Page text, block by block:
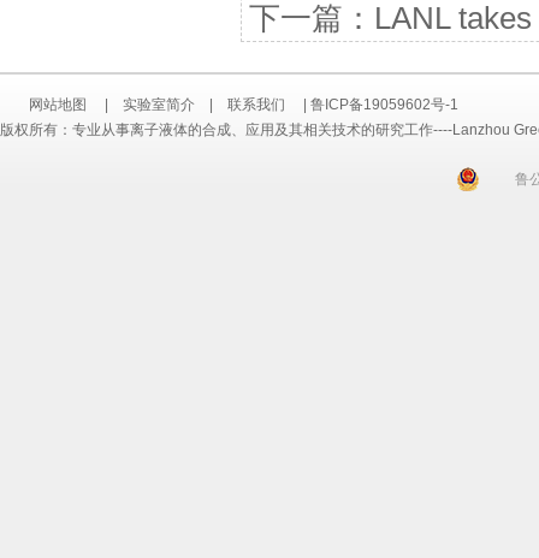
下一篇： LANL
网站地图 实验室简介 联系我们
鲁ICP备19059602号-1
版权所有：专业从事离子液体的合成、应用及其相关技术的研究工作----Lanzhou
鲁